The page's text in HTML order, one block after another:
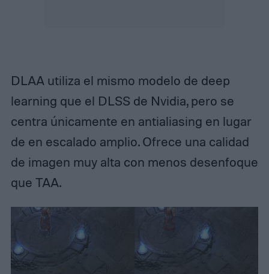
DLAA utiliza el mismo modelo de deep
learning que el DLSS de Nvidia, pero se
centra únicamente en antialiasing en lugar
de en escalado amplio. Ofrece una calidad
de imagen muy alta con menos desenfoque
que TAA.